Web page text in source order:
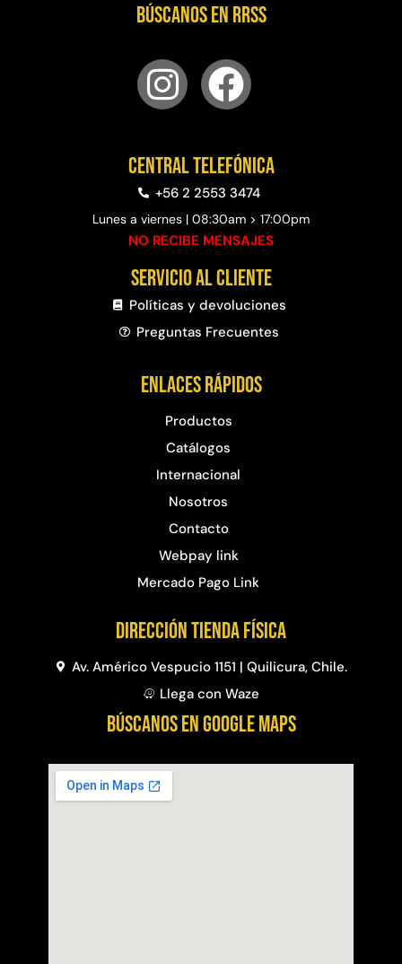
Búscanos en RRSS
Central telefónica
+56 2 2553 3474
Lunes a viernes | 08:30am > 17:00pm
NO RECIBE MENSAJES
Servicio al cliente
Políticas y devoluciones
Preguntas Frecuentes​
Enlaces rápidos
Productos
Catálogos
Internacional
Nosotros
Contacto
Webpay link
Mercado Pago Link
Dirección Tienda física
Av. Américo Vespucio 1151 | Quilicura, Chile.
Llega con Waze
BÚSCANOS EN GOOGLE MAPS